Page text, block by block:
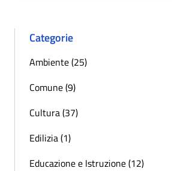
Categorie
Ambiente (25)
Comune (9)
Cultura (37)
Edilizia (1)
Educazione e Istruzione (12)